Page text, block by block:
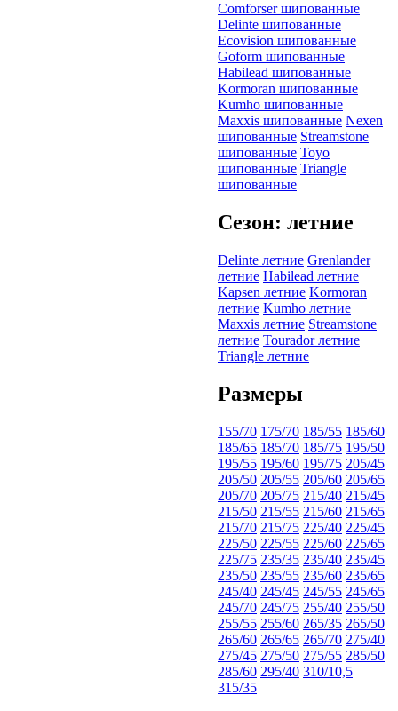
Comforser шипованные
Delinte шипованные
Ecovision шипованные
Goform шипованные
Habilead шипованные
Kormoran шипованные
Kumho шипованные
Maxxis шипованные Nexen
шипованные Streamstone
шипованные Toyo
шипованные Triangle
шипованные
Сезон: летние
Delinte летние Grenlander
летние Habilead летние
Kapsen летние Kormoran
летние Kumho летние
Maxxis летние Streamstone
летние Tourador летние
Triangle летние
Размеры
155/70 175/70 185/55 185/60
185/65 185/70 185/75 195/50
195/55 195/60 195/75 205/45
205/50 205/55 205/60 205/65
205/70 205/75 215/40 215/45
215/50 215/55 215/60 215/65
215/70 215/75 225/40 225/45
225/50 225/55 225/60 225/65
225/75 235/35 235/40 235/45
235/50 235/55 235/60 235/65
245/40 245/45 245/55 245/65
245/70 245/75 255/40 255/50
255/55 255/60 265/35 265/50
265/60 265/65 265/70 275/40
275/45 275/50 275/55 285/50
285/60 295/40 310/10,5
315/35